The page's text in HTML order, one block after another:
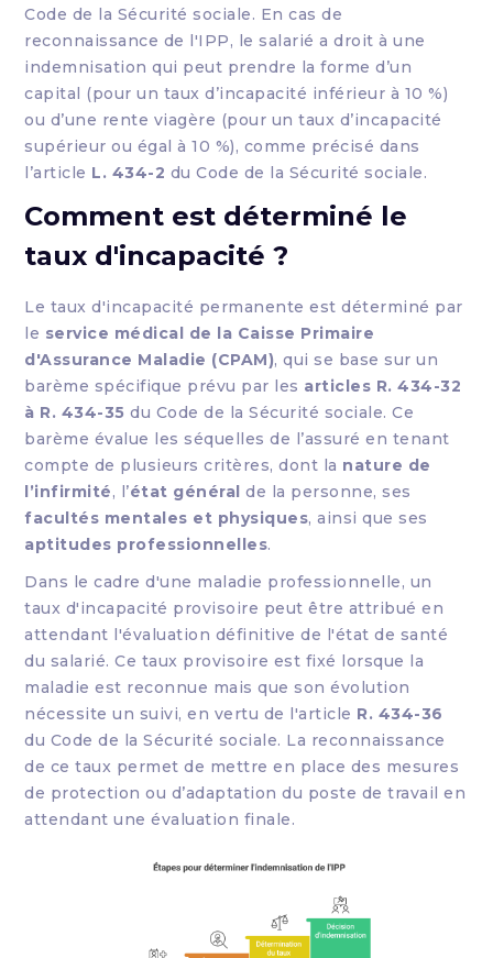
Code de la Sécurité sociale. En cas de
reconnaissance de l'IPP, le salarié a droit à une
indemnisation qui peut prendre la forme d’un
capital (pour un taux d’incapacité inférieur à 10 %)
ou d’une rente viagère (pour un taux d’incapacité
supérieur ou égal à 10 %), comme précisé dans
l’article L. 434-2 du Code de la Sécurité sociale.
Comment est déterminé le
taux d'incapacité ?
Le taux d'incapacité permanente est déterminé par
le service médical de la Caisse Primaire
d'Assurance Maladie (CPAM), qui se base sur un
barème spécifique prévu par les articles R. 434-32
à R. 434-35 du Code de la Sécurité sociale. Ce
barème évalue les séquelles de l’assuré en tenant
compte de plusieurs critères, dont la nature de
l’infirmité, l’état général de la personne, ses
facultés mentales et physiques, ainsi que ses
aptitudes professionnelles.
Dans le cadre d'une maladie professionnelle, un
taux d'incapacité provisoire peut être attribué en
attendant l'évaluation définitive de l'état de santé
du salarié. Ce taux provisoire est fixé lorsque la
maladie est reconnue mais que son évolution
nécessite un suivi, en vertu de l'article R. 434-36
du Code de la Sécurité sociale. La reconnaissance
de ce taux permet de mettre en place des mesures
de protection ou d’adaptation du poste de travail en
attendant une évaluation finale.